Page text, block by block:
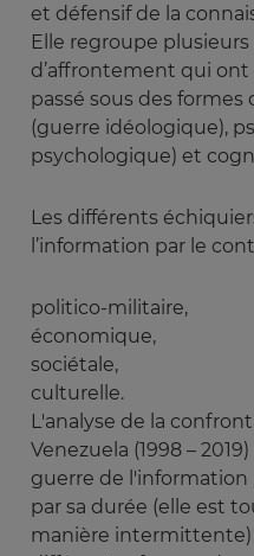
et défensif de la
Elle regroupe
d’affrontement qui ont
passé sous des formes
(guerre idéologique), p
psychologique) et c
Les différents
l’information par le
politico-militaire,
économique,
sociétale,
culturelle.
L'analyse de la
Venezuela (1998 –
guerre de l'information
par sa durée (elle est
manière intermittente)